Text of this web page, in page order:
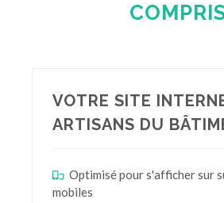
VOTRE SITE
ARTISANS DU
Optimisé pour s'afficher sur
mobiles